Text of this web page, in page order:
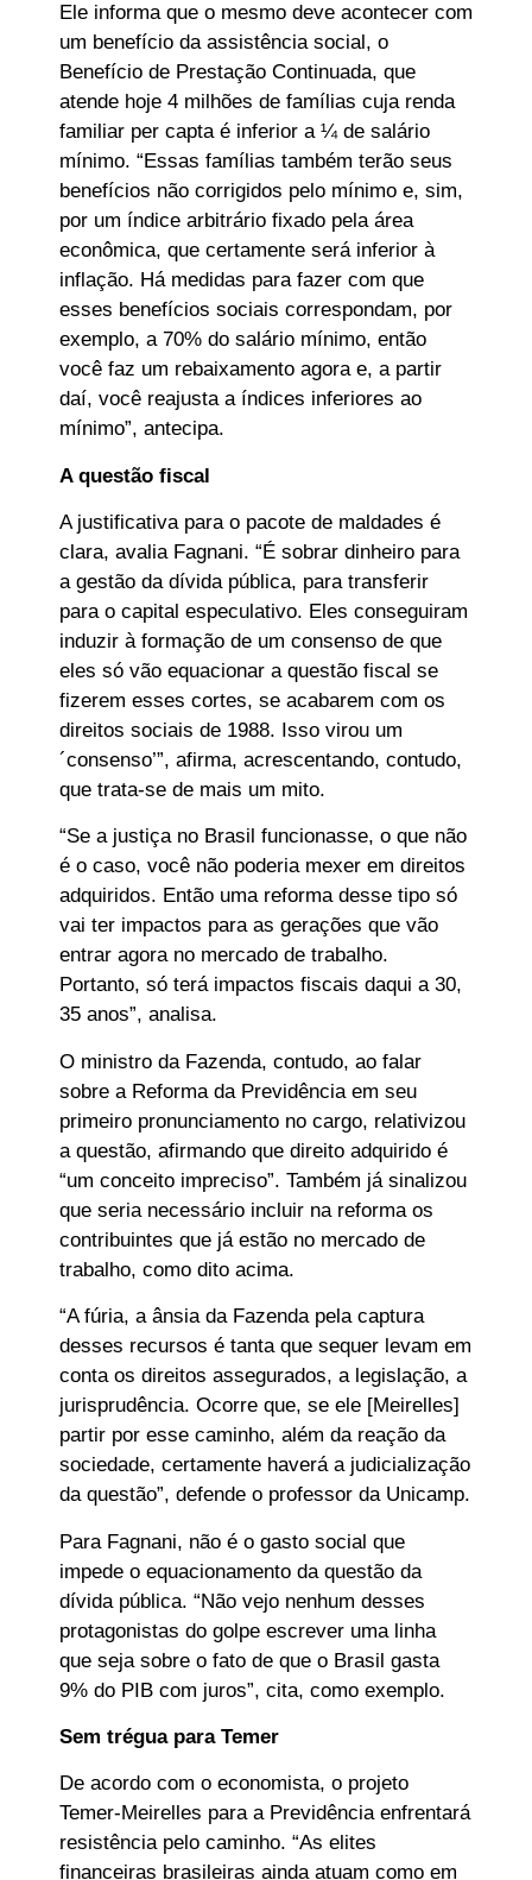
Ele informa que o mesmo deve acontecer com
um benefício da assistência social, o
Benefício de Prestação Continuada, que
atende hoje 4 milhões de famílias cuja renda
familiar per capta é inferior a ¼ de salário
mínimo. “Essas famílias também terão seus
benefícios não corrigidos pelo mínimo e, sim,
por um índice arbitrário fixado pela área
econômica, que certamente será inferior à
inflação. Há medidas para fazer com que
esses benefícios sociais correspondam, por
exemplo, a 70% do salário mínimo, então
você faz um rebaixamento agora e, a partir
daí, você reajusta a índices inferiores ao
mínimo”, antecipa.
A questão fiscal
A justificativa para o pacote de maldades é
clara, avalia Fagnani. “É sobrar dinheiro para
a gestão da dívida pública, para transferir
para o capital especulativo. Eles conseguiram
induzir à formação de um consenso de que
eles só vão equacionar a questão fiscal se
fizerem esses cortes, se acabarem com os
direitos sociais de 1988. Isso virou um
´consenso’”, afirma, acrescentando, contudo,
que trata-se de mais um mito.
“Se a justiça no Brasil funcionasse, o que não
é o caso, você não poderia mexer em direitos
adquiridos. Então uma reforma desse tipo só
vai ter impactos para as gerações que vão
entrar agora no mercado de trabalho.
Portanto, só terá impactos fiscais daqui a 30,
35 anos”, analisa.
O ministro da Fazenda, contudo, ao falar
sobre a Reforma da Previdência em seu
primeiro pronunciamento no cargo, relativizou
a questão, afirmando que direito adquirido é
“um conceito impreciso”. Também já sinalizou
que seria necessário incluir na reforma os
contribuintes que já estão no mercado de
trabalho, como dito acima.
“A fúria, a ânsia da Fazenda pela captura
desses recursos é tanta que sequer levam em
conta os direitos assegurados, a legislação, a
jurisprudência. Ocorre que, se ele [Meirelles]
partir por esse caminho, além da reação da
sociedade, certamente haverá a judicialização
da questão”, defende o professor da Unicamp.
Para Fagnani, não é o gasto social que
impede o equacionamento da questão da
dívida pública. “Não vejo nenhum desses
protagonistas do golpe escrever uma linha
que seja sobre o fato de que o Brasil gasta
9% do PIB com juros”, cita, como exemplo.
Sem trégua para Temer
De acordo com o economista, o projeto
Temer-Meirelles para a Previdência enfrentará
resistência pelo caminho. “As elites
financeiras brasileiras ainda atuam como em